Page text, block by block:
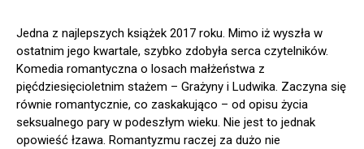
Jedna z najlepszych książek 2017 roku. Mimo iż wyszła w
ostatnim jego kwartale, szybko zdobyła serca czytelników.
Komedia romantyczna o losach małżeństwa z
pięćdziesięcioletnim stażem – Grażyny i Ludwika. Zaczyna się
równie romantycznie, co zaskakująco – od opisu życia
seksualnego pary w podeszłym wieku. Nie jest to jednak
opowieść łzawa. Romantyzmu raczej za dużo nie